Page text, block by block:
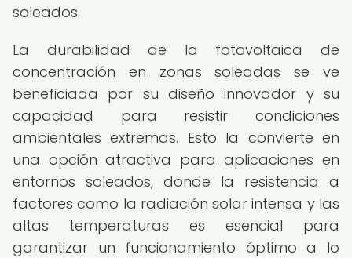
soleados.
La durabilidad de la fotovoltaica de
concentración en zonas soleadas se ve
beneficiada por su diseño innovador y su
capacidad para resistir condiciones
ambientales extremas. Esto la convierte en
una opción atractiva para aplicaciones en
entornos soleados, donde la resistencia a
factores como la radiación solar intensa y las
altas temperaturas es esencial para
garantizar un funcionamiento óptimo a lo